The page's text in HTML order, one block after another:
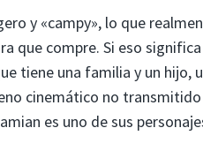
y «campy», lo que
que compre. Si eso
tiene una familia y un hijo,
cinemático no
es uno de sus